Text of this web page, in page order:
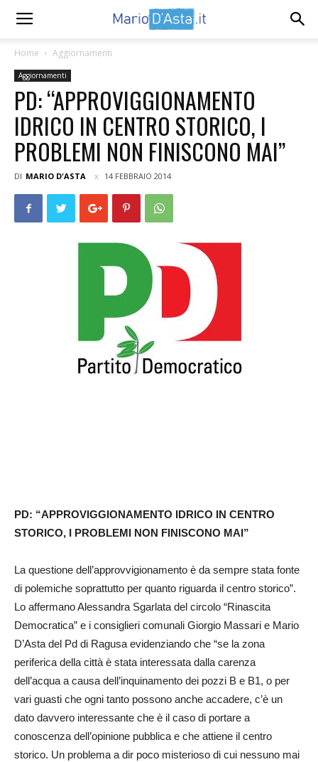
Home Aggiornamenti
Aggiornamenti
PD: “APPROVIGGIONAMENTO
IDRICO IN CENTRO STORICO, I
PROBLEMI NON FINISCONO MAI”
DI MARIO D'ASTA 14 FEBBRAIO 2014
PD: “APPROVIGGIONAMENTO IDRICO IN CENTRO
STORICO, I PROBLEMI NON FINISCONO MAI”
La questione dell’approvvigionamento è da sempre stata fonte
di polemiche soprattutto per quanto riguarda il centro storico”.
Lo affermano Alessandra Sgarlata del circolo “Rinascita
Democratica” e i consiglieri comunali Giorgio Massari e Mario
D’Asta del Pd di Ragusa evidenziando che “se la zona
periferica della città è stata interessata dalla carenza
dell’acqua a causa dell’inquinamento dei pozzi B e B1, o per
vari guasti che ogni tanto possono anche accadere, c’è un
dato davvero interessante che è il caso di portare a
conoscenza dell’opinione pubblica e che attiene il centro
storico. Un problema a dir poco misterioso di cui nessuno mai